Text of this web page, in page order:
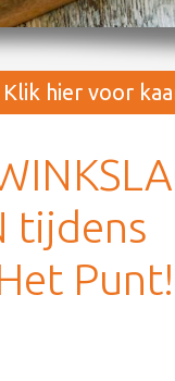
Klik hier voor
tijdens
Punt!